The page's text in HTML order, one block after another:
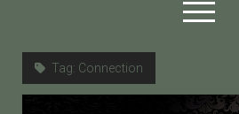
open
menu
Home
Tag: Connection